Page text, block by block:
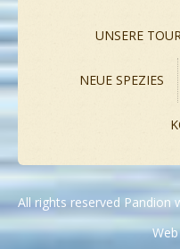
UNSERE
NEUE SPEZIES
All rights reserved Pandion